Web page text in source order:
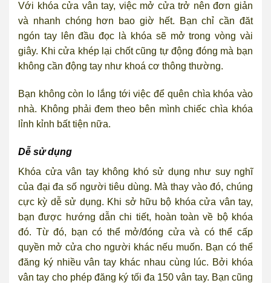
Với khóa cửa vân tay, việc mở cửa trở nên đơn giản
và nhanh chóng hơn bao giờ hết. Bạn chỉ cần đăt
ngón tay lên đầu đọc là khóa sẽ mở trong vòng vài
giây. Khi cửa khép lại chốt cũng tự động đóng mà bạn
không cần động tay như khoá cơ thông thường.
Bạn không còn lo lắng tới việc để quên chìa khóa vào
nhà. Không phải đem theo bên mình chiếc chìa khóa
lỉnh kỉnh bất tiện nữa.
Dễ sử dụng
Khóa cửa vân tay không khó sử dụng như suy nghĩ
của đại đa số người tiêu dùng. Mà thay vào đó, chúng
cực kỳ dễ sử dụng. Khi sở hữu bộ khóa cửa vân tay,
bạn được hướng dẫn chi tiết, hoàn toàn về bộ khóa
đó. Từ đó, bạn có thể mở/đóng cửa và có thể cấp
quyền mở cửa cho người khác nếu muốn. Bạn có thể
đăng ký nhiều vân tay khác nhau cùng lúc. Bởi khóa
vân tay cho phép đăng ký tối đa 150 vân tay. Bạn cũng